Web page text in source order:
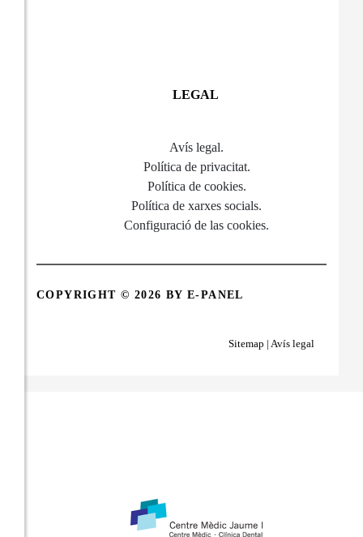
LEGAL
Avís legal.
Política de privacitat.
Política de cookies.
Política de xarxes socials.
Configuració de las cookies.
COPYRIGHT © 2026 BY E-PANEL
Sitemap | Avís legal